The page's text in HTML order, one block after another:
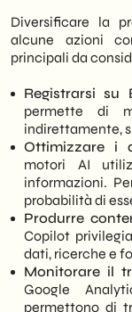
Diversificare la
alcune azioni
principali da
Registrarsi su
permette di
indirettamente,
Ottimizzare i
motori AI
informazioni.
probabilità di
Produrre
Copilot
dati, ricerche e
Monitorare il
Google
permettono di